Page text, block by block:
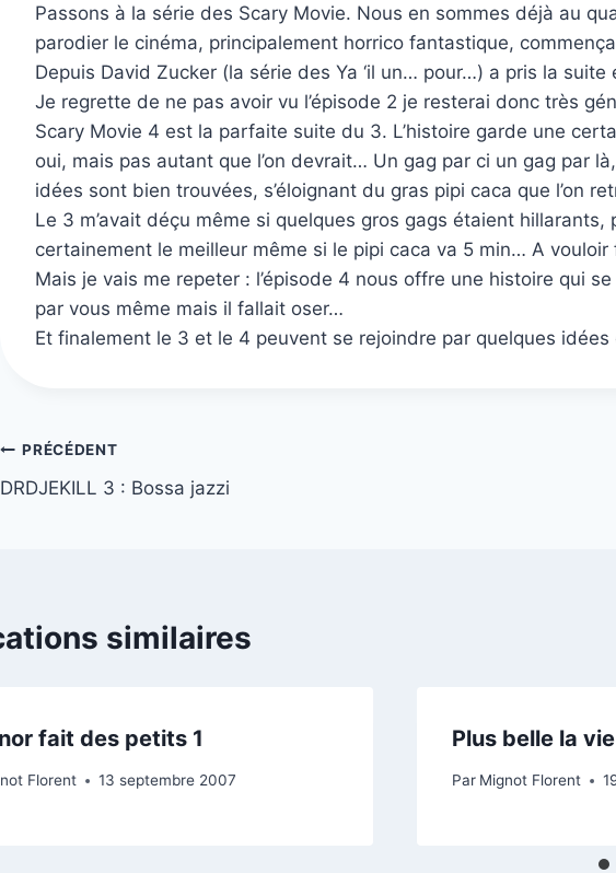
Passons à la série des Scary Movie. Nous en sommes déjà au
parodier le cinéma, principalement horrico fantastique,
Depuis David Zucker (la série des Ya ‘il un… pour…) a pris la
Je regrette de ne pas avoir vu l’épisode 2 je resterai donc très
Scary Movie 4 est la parfaite suite du 3. L’histoire garde une
oui, mais pas autant que l’on devrait… Un gag par ci un gag par
idées sont bien trouvées, s’éloignant du gras pipi caca que l’on
Le 3 m’avait déçu même si quelques gros gags étaient
certainement le meilleur même si le pipi caca va 5 min… A
Mais je vais me repeter : l’épisode 4 nous offre une histoire qui
par vous même mais il fallait oser…
Et finalement le 3 et le 4 peuvent se rejoindre par quelques
Navigation
de
PRÉCÉDENT
DRDJEKILL 3 : Bossa jazzi
similaires
fait des petits 1
Florent 13 septembre 2007
Plus belle la
Par Mignot Florent